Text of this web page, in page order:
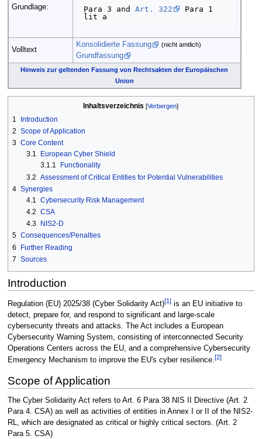
Grundlage: Para 3 and Art. 322
Para 1
Volltext
Konsolidierte Fassung (nicht amtlich)
Grundfassung
Hinweis zur geltenden Fassung von Rechtsakten der Europäischen
Union
Inhaltsverzeichnis
1
Introduction
2 Scope of Application
3 Core Content
3.1
European Cyber Shield
3.1.1
Functionality
3.2 Assessment of Critical Entities for Potential Vulnerabilities
4 Synergies
4.1
Cybersecurity Risk Management
4.2 CSA
4.3
NIS2-D
5 Consequences/Penalties
6
Further Reading
7 Sources
Introduction
Regulation (EU) 2025/38 (Cyber Solidarity Act)[1]is an EU initiative to
detect, prepare for, and respond to significant and large-scale
cybersecurity threats and attacks. The Act includes a European
Cybersecurity Warning System, consisting of interconnected Security
Operations Centers across the EU, and a comprehensive Cybersecurity
Emergency Mechanism to improve the EU's cyber resilience.[2]
Scope of Application
The Cyber Solidarity Act refers to Art. 6 Para 38 NIS II Directive (Art. 2
Para 4. CSA) as well as activities of entities in Annex I or II of the NIS2-
RL, which are designated as critical or highly critical sectors. (Art. 2
Para 5. CSA)